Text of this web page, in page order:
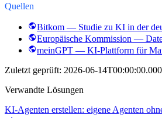
Quellen
Bitkom — Studie zu KI in der
Europäische Kommission —
meinGPT — KI-Plattform für
Zuletzt geprüft: 2026-06-
Verwandte Lösungen
KI-Agenten erstellen: eigene Agenten